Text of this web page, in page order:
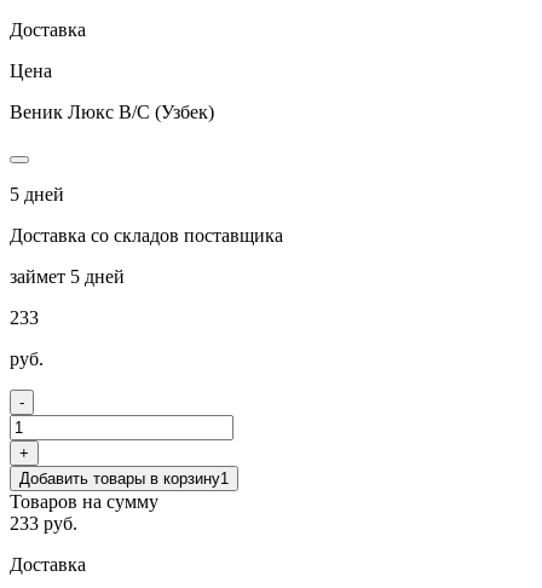
Доставка
Цена
Веник Люкс В/С (Узбек)
5 дней
Доставка со складов поставщика
займет 5 дней
233
руб.
-
+
Добавить товары в корзину1
Товаров на сумму
233 руб.
Доставка